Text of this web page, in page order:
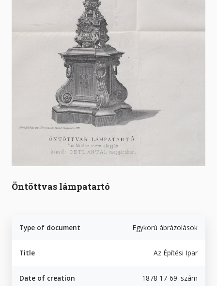
Öntöttvas lámpatartó
Type of document Egykorú ábrázolások
Title Az Építési Ipar
Date of creation 1878 17-69. szám